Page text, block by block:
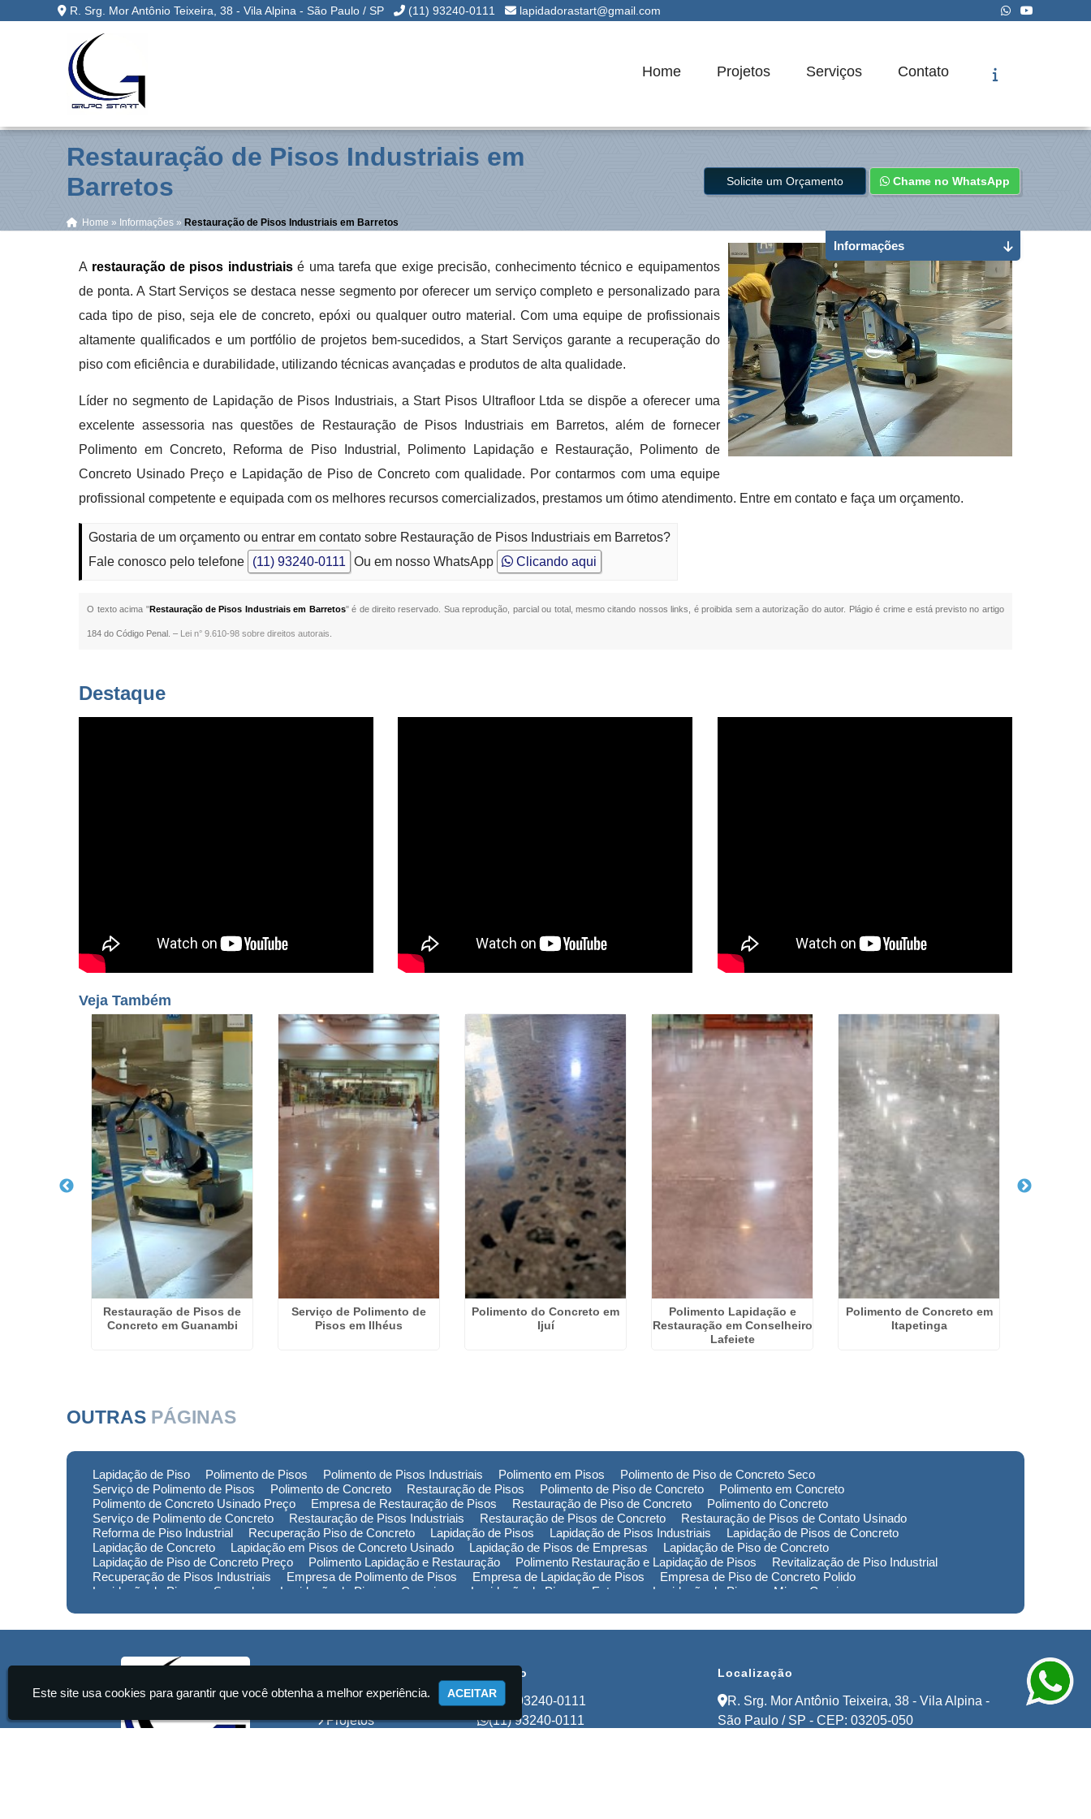
R. Srg. Mor Antônio Teixeira, 38 - Vila Alpina - São Paulo / SP (11) 93240-0111 lapidadorastart@gmail.com
Home Projetos Serviços Contato
Restauração de Pisos Industriais em
Barretos
Home » Informações » Restauração de Pisos Industriais em Barretos
Solicite um Orçamento Chame no WhatsApp
A restauração de pisos industriaisé uma tarefa que exige precisão, conhecimento técnico e equipamentos
de ponta. A Start Serviços se destaca nesse segmento por oferecer um serviço completo e personalizado para
cada tipo de piso, seja ele de concreto, epóxi ou qualquer outro material. Com uma equipe de profissionais
altamente qualificados e um portfólio de projetos bem-sucedidos, a Start Serviços garante a recuperação do
piso com eficiência e durabilidade, utilizando técnicas avançadas e produtos de alta qualidade.
Líder no segmento de Lapidação de Pisos Industriais, a Start Pisos Ultrafloor Ltda se dispõe a oferecer uma
excelente assessoria nas questões de Restauração de Pisos Industriais em Barretos, além de fornecer
Polimento em Concreto, Reforma de Piso Industrial, Polimento Lapidação e Restauração, Polimento de
Concreto Usinado Preço e Lapidação de Piso de Concreto com qualidade. Por contarmos com uma equipe
profissional competente e equipada com os melhores recursos comercializados, prestamos um ótimo atendimento. Entre em contato e faça um orçamento.
Gostaria de um orçamento ou entrar em contato sobre Restauração de Pisos Industriais em Barretos?
Fale conosco pelo telefone
(11) 93240-0111 Ou em nosso WhatsApp Clicando aqui
O texto acima "Restauração de Pisos Industriais em Barretos" é de direito reservado. Sua reprodução, parcial ou total, mesmo citando nossos links, é proibida sem a autorização do autor. Plágio é crime e está previsto no artigo
184 do Código Penal. – Lei n° 9.610-98 sobre direitos autorais
Informações
Destaque
Veja Também
Restauração de Pisos de
Concreto em Guanambi
Serviço de Polimento de
Pisos em Ilhéus
Polimento do Concreto em
Ijuí
Polimento Lapidação e
Restauração em Conselheiro
Lafeiete
Polimento de Concreto em
Itapetinga
OUTRAS PÁGINAS
Lapidação de Piso Polimento de Pisos Polimento de Pisos Industriais Polimento em Pisos
Polimento de Piso de Concreto Seco
Serviço de Polimento de Pisos
Polimento de Concreto Restauração de Pisos Polimento de Piso de Concreto
Polimento em Concreto
Polimento de Concreto Usinado Preço
Empresa de Restauração de Pisos Restauração de Piso de Concreto
Polimento do Concreto
Serviço de Polimento de Concreto
Restauração de Pisos Industriais Restauração de Pisos de Concreto
Restauração de Pisos de Contato Usinado
Reforma de Piso Industrial
Recuperação Piso de Concreto Lapidação de Pisos Lapidação de Pisos Industriais
Lapidação de Pisos de Concreto
Lapidação de Concreto
Lapidação em Pisos de Concreto Usinado Lapidação de Pisos de Empresas
Lapidação de Piso de Concreto
Lapidação de Piso de Concreto Preço
Polimento Lapidação e Restauração Polimento Restauração e Lapidação de Pisos
Revitalização de Piso Industrial
Recuperação de Pisos Industriais
Empresa de Polimento de Pisos Empresa de Lapidação de Pisos
Empresa de Piso de Concreto Polido
Lapidação de Piso em Sorocaba
Lapidação de Piso em Campinas Lapidação de Piso em Extrema
Lapidação de Piso em Minas Gerais
Home
Projetos
Contato
(11) 93240-0111
(11) 93240-0111
Localização
R. Srg. Mor Antônio Teixeira, 38 - Vila Alpina -
São Paulo / SP - CEP: 03205-050
Este site usa cookies para garantir que você obtenha a melhor experiência. ACEITAR